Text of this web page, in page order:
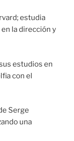
estudia
la dirección y
estudios en
con el
Serge
una